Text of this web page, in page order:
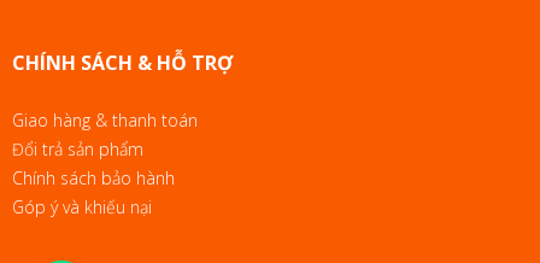
CHÍNH SÁCH & HỖ TRỢ
Giao hàng & thanh toán
Đổi trả sản phẩm
Chính sách bảo hành
Góp ý và khiếu nại